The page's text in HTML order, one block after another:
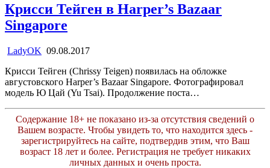
Крисси Тейген в Harper’s Bazaar
Singapore
LadyOK 09.08.2017
Крисси Тейген (Chrissy Teigen) появилась на обложке
августовского Harper’s Bazaar Singapore. Фотографировал
модель Ю Цай (Yu Tsai). Продолжение поста…
Содержание 18+ не показано из-за отсутствия сведений о
Вашем возрасте. Чтобы увидеть то, что находится здесь -
зарегистрируйтесь на сайте, подтвердив этим, что Ваш
возраст 18 лет и более. Регистрация не требует никаких
личных данных и очень проста.